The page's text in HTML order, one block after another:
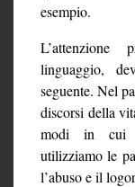
esempio.
L’attenzione
linguaggio,
seguente. Nel
discorsi della
modi in cui
utilizziamo le
l’abuso e il